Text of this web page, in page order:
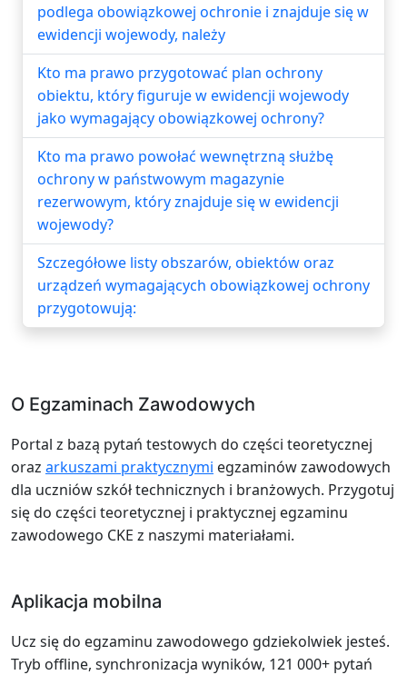
podlega obowiązkowej ochronie i znajduje się w
ewidencji wojewody, należy
Kto ma prawo przygotować plan ochrony
obiektu, który figuruje w ewidencji wojewody
jako wymagający obowiązkowej ochrony?
Kto ma prawo powołać wewnętrzną służbę
ochrony w państwowym magazynie
rezerwowym, który znajduje się w ewidencji
wojewody?
Szczegółowe listy obszarów, obiektów oraz
urządzeń wymagających obowiązkowej ochrony
przygotowują:
O Egzaminach Zawodowych
Portal z bazą pytań testowych do części teoretycznej
oraz arkuszami praktycznymi egzaminów zawodowych
dla uczniów szkół technicznych i branżowych. Przygotuj
się do części teoretycznej i praktycznej egzaminu
zawodowego CKE z naszymi materiałami.
Aplikacja mobilna
Ucz się do egzaminu zawodowego gdziekolwiek jesteś.
Tryb offline, synchronizacja wyników, 121 000+ pytań